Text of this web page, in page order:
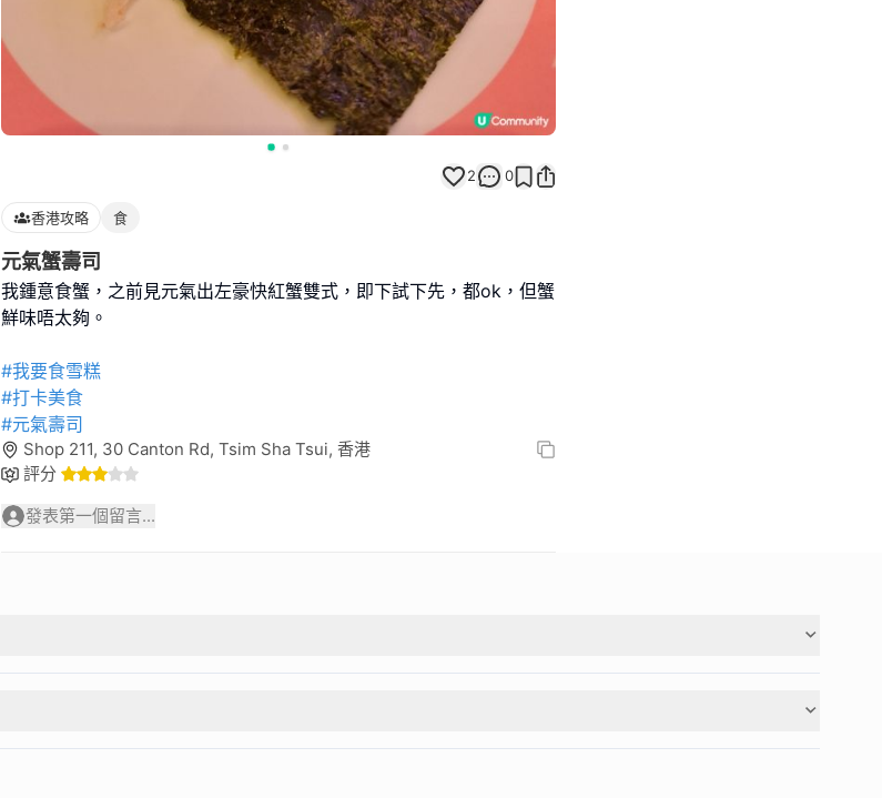
2 0
香港攻略 食
元氣蟹壽司
我鍾意食蟹，之前見元氣出左豪快紅蟹雙式，即下試下先，都ok，但蟹
鮮味唔太夠。
#我要食雪糕
#打卡美食
#元氣壽司
Shop 211, 30 Canton Rd, Tsim Sha Tsui, 香港
評分
發表第一個留言...